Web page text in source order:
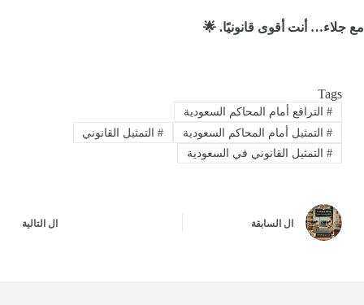
مع جلاء… أنت أقوى قانونيًا. 🌟
Tags
#الترافع أمام المحاكم السعودية
#التمثيل أمام المحاكم السعودية #التمثيل القانوني
#التمثيل القانوني في السعودية
ال السابقة ال التالية